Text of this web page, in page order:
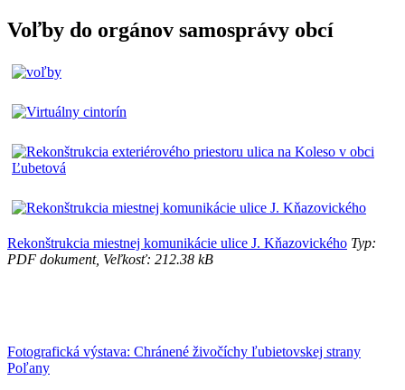
Voľby do orgánov samosprávy obcí
Rekonštrukcia miestnej komunikácie ulice J. Kňazovického Typ:
PDF dokument, Veľkosť: 212.38 kB
Fotografická výstava: Chránené živočíchy ľubietovskej strany
Poľany